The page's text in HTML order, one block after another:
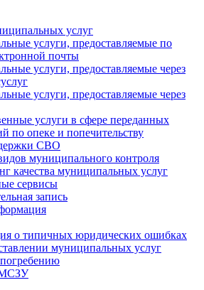
услуг
услуги, предоставляемые по
почты
услуги, предоставляемые через
услуги, предоставляемые через
услуги в сфере переданных
по опеке и попечительству
СВО
муниципального контроля
качества муниципальных услуг
сервисы
запись
о типичных юридических ошибках
муниципальных услуг
МСЗУ